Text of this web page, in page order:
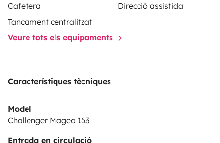
Cafetera
Direcció assistida
Tancament centralitzat
Veure tots els equipaments
Característiques tècniques
Model
Challenger Mageo 163
Entrada en circulació